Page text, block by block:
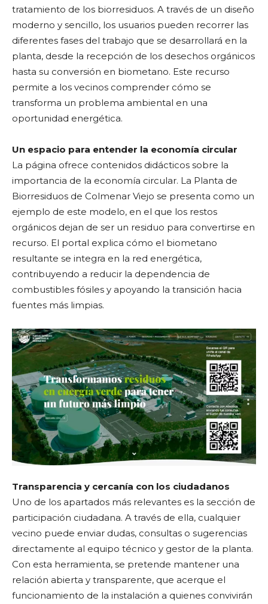
tratamiento de los biorresiduos. A través de un diseño
moderno y sencillo, los usuarios pueden recorrer las
diferentes fases del trabajo que se desarrollará en la
planta, desde la recepción de los desechos orgánicos
hasta su conversión en biometano. Este recurso
permite a los vecinos comprender cómo se
transforma un problema ambiental en una
oportunidad energética.
Un espacio para entender la economía circular
La página ofrece contenidos didácticos sobre la
importancia de la economía circular. La Planta de
Biorresiduos de Colmenar Viejo se presenta como un
ejemplo de este modelo, en el que los restos
orgánicos dejan de ser un residuo para convertirse en
recurso. El portal explica cómo el biometano
resultante se integra en la red energética,
contribuyendo a reducir la dependencia de
combustibles fósiles y apoyando la transición hacia
fuentes más limpias.
Transparencia y cercanía con los ciudadanos
Uno de los apartados más relevantes es la sección de
participación ciudadana. A través de ella, cualquier
vecino puede enviar dudas, consultas o sugerencias
directamente al equipo técnico y gestor de la planta.
Con esta herramienta, se pretende mantener una
relación abierta y transparente, que acerque el
funcionamiento de la instalación a quienes convivirán